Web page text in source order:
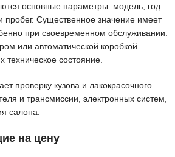
основные параметры: модель, год
пробег. Существенное значение имеет
при своевременном обслуживании.
или автоматической коробкой
техническое состояние.
проверку кузова и лакокрасочного
и трансмиссии, электронных систем,
салона.
на цену